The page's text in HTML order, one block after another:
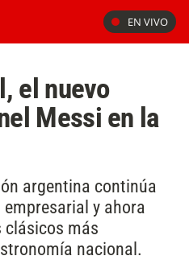
EN VIVO
el nuevo
Messi en la
argentina continúa
y ahora
clásicos más
nacional.